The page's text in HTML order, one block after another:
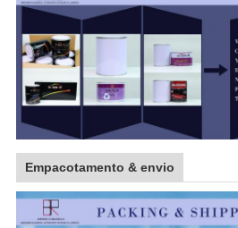
Empacotamento & envio